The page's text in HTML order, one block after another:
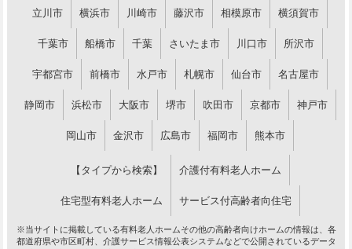
立川市 横浜市 川崎市 藤沢市 相模原市 横須賀市
千葉市 船橋市 千葉 さいたま市 川口市 所沢市
宇都宮市 前橋市 水戸市 札幌市 仙台市 名古屋市
静岡市 浜松市 大阪市 堺市 吹田市 京都市 神戸市
岡山市 金沢市 広島市 福岡市 熊本市
【タイプから検索】 介護付有料老人ホーム
住宅型有料老人ホーム サービス付高齢者向住宅
※当サイトに掲載している有料老人ホームその他の高齢者向けホームの情報は、各
都道府県や市区町村、介護サービス情報公表システムなどで公開されているデータ